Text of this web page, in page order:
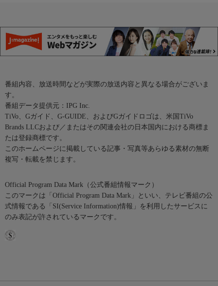
番組内容、放送時間などが実際の放送内容と異なる場合がございま
す。
番組データ提供元：IPG Inc.
TiVo、Gガイド、G-GUIDE、およびGガイドロゴは、米国TiVo
Brands LLCおよび／またはその関連会社の日本国内における商標ま
たは登録商標です。
このホームページに掲載している記事・写真等あらゆる素材の無断
複写・転載を禁じます。
Official Program Data Mark（公式番組情報マーク）
このマークは「Official Program Data Mark」といい、テレビ番組の公
式情報である「SI(Service Information)情報」を利用したサービスに
のみ表記が許されているマークです。